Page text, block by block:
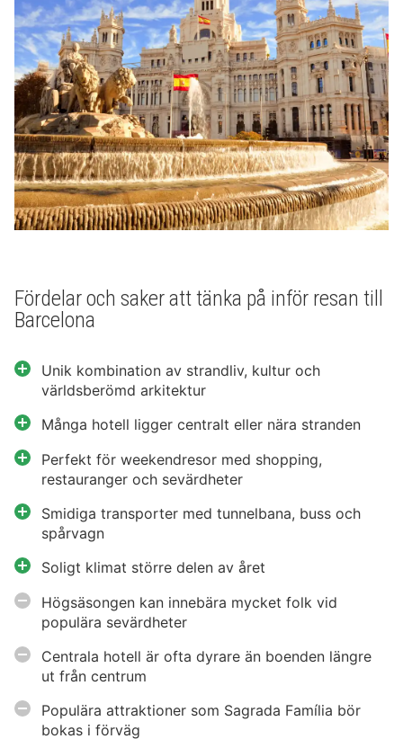
Fördelar och saker att tänka på inför resan till
Barcelona
Unik kombination av strandliv, kultur och
världsberömd arkitektur
Många hotell ligger centralt eller nära stranden
Perfekt för weekendresor med shopping,
restauranger och sevärdheter
Smidiga transporter med tunnelbana, buss och
spårvagn
Soligt klimat större delen av året
Högsäsongen kan innebära mycket folk vid
populära sevärdheter
Centrala hotell är ofta dyrare än boenden längre
ut från centrum
Populära attraktioner som Sagrada Família bör
bokas i förväg